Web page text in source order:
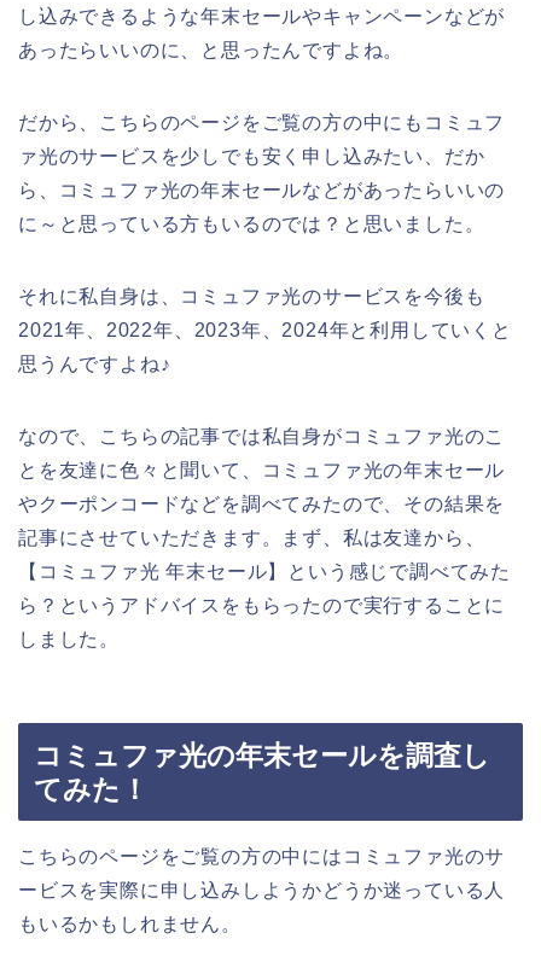
し込みできるような年末セールやキャンペーンなどが
あったらいいのに、と思ったんですよね。
だから、こちらのページをご覧の方の中にもコミュフ
ァ光のサービスを少しでも安く申し込みたい、だか
ら、コミュファ光の年末セールなどがあったらいいの
に～と思っている方もいるのでは？と思いました。
それに私自身は、コミュファ光のサービスを今後も
2021年、2022年、2023年、2024年と利用していくと
思うんですよね♪
なので、こちらの記事では私自身がコミュファ光のこ
とを友達に色々と聞いて、コミュファ光の年末セール
やクーポンコードなどを調べてみたので、その結果を
記事にさせていただきます。まず、私は友達から、
【コミュファ光 年末セール】という感じで調べてみた
ら？というアドバイスをもらったので実行することに
しました。
コミュファ光の年末セールを調査し
てみた！
こちらのページをご覧の方の中にはコミュファ光のサ
ービスを実際に申し込みしようかどうか迷っている人
もいるかもしれません。